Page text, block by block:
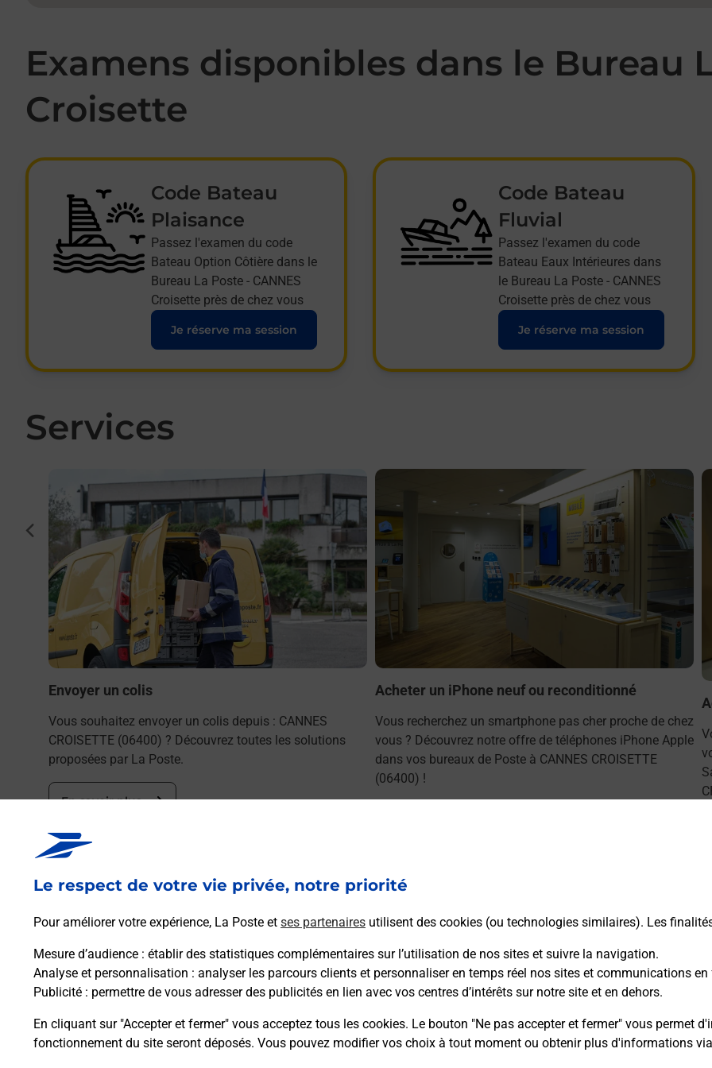
Le respect de votre vie privée, notre priorité
Pour améliorer votre expérience, La Poste et ses partenaires utilisent des cookies (ou technologies similaires). Les
Mesure d’audience : établir des statistiques complémentaires sur l’utilisation de nos sites et suivre la navigation.
Analyse et personnalisation : analyser les parcours clients et personnaliser en temps réel nos sites et communications
Publicité : permettre de vous adresser des publicités en lien avec vos centres d’intérêts sur notre site et en dehors.
En cliquant sur "Accepter et fermer" vous acceptez tous les cookies. Le bouton "Ne pas accepter et fermer" vous permet
fonctionnement du site seront déposés. Vous pouvez modifier vos choix à tout moment ou obtenir plus d'informations via
Examens disponibles dans le Bureau
Croisette
Code Bateau
Plaisance
Passez l'examen du code
Bateau Option Côtière dans le
Bureau La Poste - CANNES
Croisette près de chez vous
Je réserve ma session
Code Bateau
Fluvial
Passez l'examen du code
Bateau Eaux Intérieures dans
le Bureau La Poste - CANNES
Croisette près de chez vous
Je réserve ma session
Services
Envoyer un colis
Vous souhaitez envoyer un colis depuis : CANNES
CROISETTE (06400) ? Découvrez toutes les solutions
proposées par La Poste.
En savoir plus
En savoir plus
Acheter un iPhone neuf ou reconditionné
Vous recherchez un smartphone pas cher proche de chez
vous ? Découvrez notre offre de téléphones iPhone Apple
dans vos bureaux de Poste à CANNES CROISETTE
(06400) !
Foire aux questions
Quel âge minimum faut-il pour passer le permis bateau ?